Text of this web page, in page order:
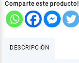
Comparte este producto!
DESCRIPCIÓN